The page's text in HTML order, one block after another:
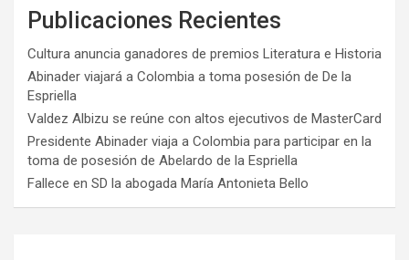
Publicaciones Recientes
Cultura anuncia ganadores de premios Literatura e Historia
Abinader viajará a Colombia a toma posesión de De la
Espriella
Valdez Albizu se reúne con altos ejecutivos de MasterCard
Presidente Abinader viaja a Colombia para participar en la
toma de posesión de Abelardo de la Espriella
Fallece en SD la abogada María Antonieta Bello